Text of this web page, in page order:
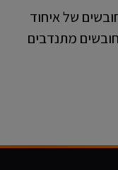
של איחוד
מתנדבים